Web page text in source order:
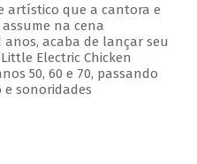
artístico que a cantora e
na cena
anos, acaba de lançar seu
Electric Chicken
50, 60 e 70, passando
sonoridades